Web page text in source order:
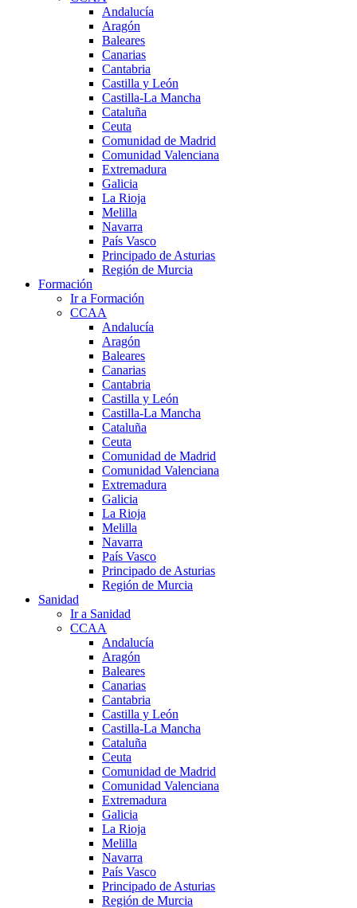
Andalucía
Aragón
Baleares
Canarias
Cantabria
Castilla y León
Castilla-La Mancha
Cataluña
Ceuta
Comunidad de Madrid
Comunidad Valenciana
Extremadura
Galicia
La Rioja
Melilla
Navarra
País Vasco
Principado de Asturias
Región de Murcia
Formación
Ir a Formación
CCAA
Andalucía
Aragón
Baleares
Canarias
Cantabria
Castilla y León
Castilla-La Mancha
Cataluña
Ceuta
Comunidad de Madrid
Comunidad Valenciana
Extremadura
Galicia
La Rioja
Melilla
Navarra
País Vasco
Principado de Asturias
Región de Murcia
Sanidad
Ir a Sanidad
CCAA
Andalucía
Aragón
Baleares
Canarias
Cantabria
Castilla y León
Castilla-La Mancha
Cataluña
Ceuta
Comunidad de Madrid
Comunidad Valenciana
Extremadura
Galicia
La Rioja
Melilla
Navarra
País Vasco
Principado de Asturias
Región de Murcia